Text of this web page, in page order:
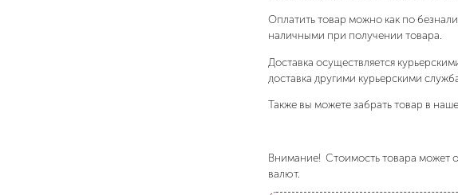
Оплатить товар можно как по
наличными при получении товара.
Доставка осуществляется
доставка другими курьерскими
Также вы можете забрать товар в
Внимание! Стоимость товара может
валют.